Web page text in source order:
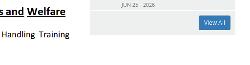
JUN 25 - 2026
View All